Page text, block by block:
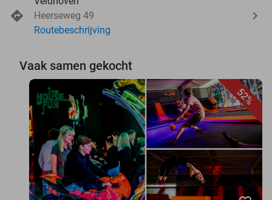
Heerseweg 49
Routebeschrijving
Vaak samen gekocht
52%